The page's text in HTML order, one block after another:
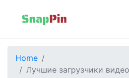
Home
Лучшие загрузчики